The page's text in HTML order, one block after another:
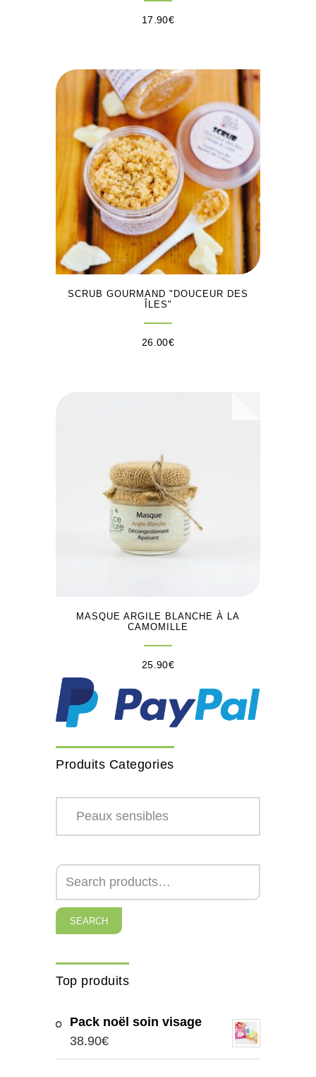
17.90€
SCRUB GOURMAND "DOUCEUR DES
ÎLES"
26.00€
MASQUE ARGILE BLANCHE À LA
CAMOMILLE
25.90€
Produits Categories
SEARCH
Top produits
Pack noël soin visage
38.90€